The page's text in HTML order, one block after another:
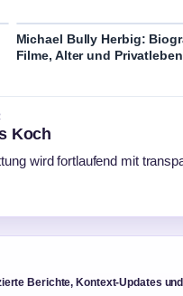
Michael Bully Herbig:
Filme, Alter und Privatleben
Koch
wird fortlaufend mit
Berichte, Kontext-Updates und